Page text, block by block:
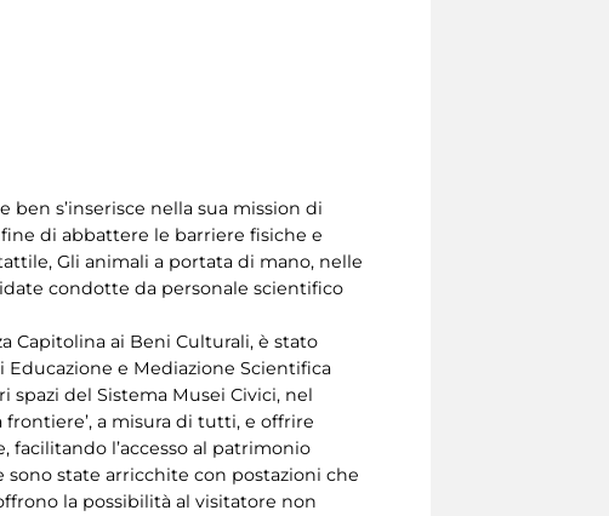
s’inserisce nella sua mission di
di abbattere le barriere fisiche e
Gli animali a portata di mano, nelle
condotte da personale scientifico
Capitolina ai Beni Culturali, è stato
Educazione e Mediazione Scientifica
spazi del Sistema Musei Civici, nel
frontiere’, a misura di tutti, e offrire
l’accesso al patrimonio
state arricchite con postazioni che
la possibilità al visitatore non